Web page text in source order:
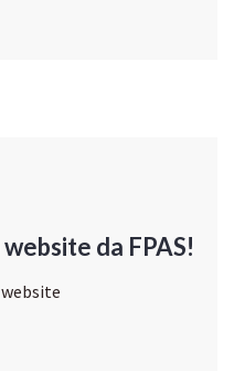
da FPAS!